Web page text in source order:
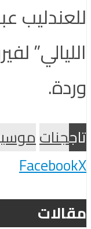
للعندليب
الليالي”
وردة.
تاججنات
FacebookX
مقالات